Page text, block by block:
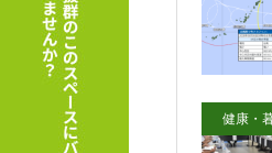
健康・